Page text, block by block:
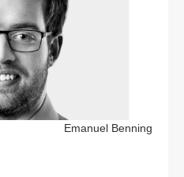
Emanuel Benning